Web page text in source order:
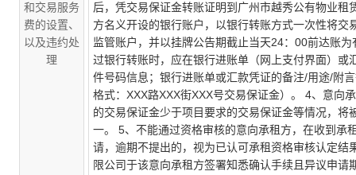
和交易服务
费的设置、
以及违约处
理
后，凭交易保证金转账证明到广州市越秀公有物业
方名义开设的银行账户，以银行转账方式一次性将
监管账户，并以挂牌公告期截止当天24：00前达账
过银行转账时，应在银行进账单（网上支付界面）
件号码信息；银行进账单或汇款凭证的备注/用途/附
格式：XXX路XXX街XXX号交易保证金）。 4、意向
的交易保证金少于项目要求的交易保证金等情况，
一。 5、不能通过资格审核的意向承租方，在收到承
请，逾期不提出的，视为已认可承租资格审核认定
限公司于该意向承租方签署知悉确认手续且异议申